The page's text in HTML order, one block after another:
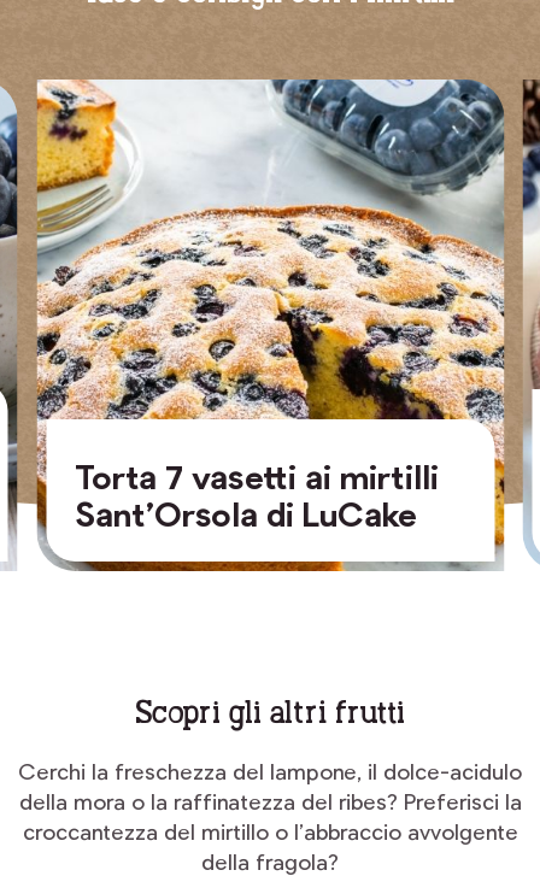
Torta 7 vasetti ai mirtilli
Sant’Orsola di LuCake
Scopri gli altri frutti
Cerchi la freschezza del lampone, il dolce-acidulo
della mora o la raffinatezza del ribes? Preferisci la
croccantezza del mirtillo o l’abbraccio avvolgente
della fragola?